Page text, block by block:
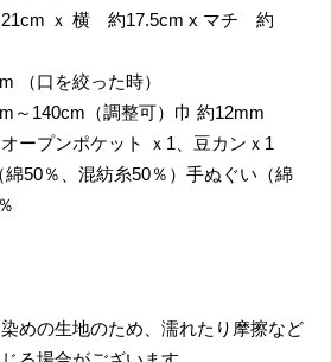
ｘ 横 約17.5cm x マチ 約
（口を絞った時）
～140cm（調整可）巾 約12mm
プンポケット ｘ1、豆カンｘ1
50％、混紡糸50％）手ぬぐい（綿
めの生地のため、濡れたり摩擦など